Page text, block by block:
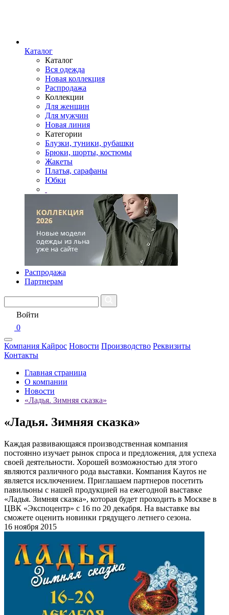
Каталог
Каталог
Вся одежда
Новая коллекция
Распродажа
Коллекции
Для женщин
Для мужчин
Новая линия
Категории
Блузки, туники, рубашки
Брюки, шорты, костюмы
Жакеты
Платья, сарафаны
Юбки
Распродажа
Партнерам
Войти
0
Компания Кайрос Новости Производство Реквизиты
Контакты
Главная страница
О компании
Новости
«Ладья. Зимняя сказка»
«Ладья. Зимняя сказка»
Каждая развивающаяся производственная компания
постоянно изучает рынок спроса и предложения, для успеха
своей деятельности. Хорошей возможностью для этого
являются различного рода выставки. Компания Kayros не
является исключением. Приглашаем партнеров посетить
павильоны с нашей продукцией на ежегодной выставке
«Ладья. Зимняя сказка», которая будет проходить в Москве в
ЦВК «Экспоцентр» с 16 по 20 декабря. На выставке вы
сможете оценить новинки грядущего летнего сезона.
16 ноября 2015